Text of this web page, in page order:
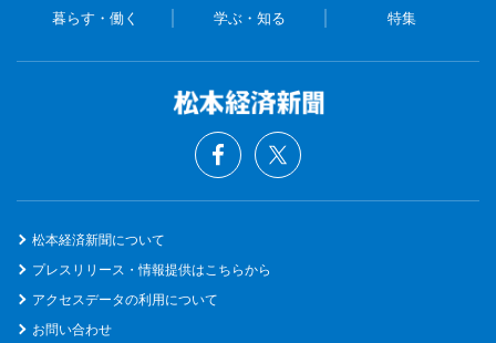
暮らす・働く 学ぶ・知る 特集
松本経済新聞について
プレスリリース・情報提供はこちらから
アクセスデータの利用について
お問い合わせ